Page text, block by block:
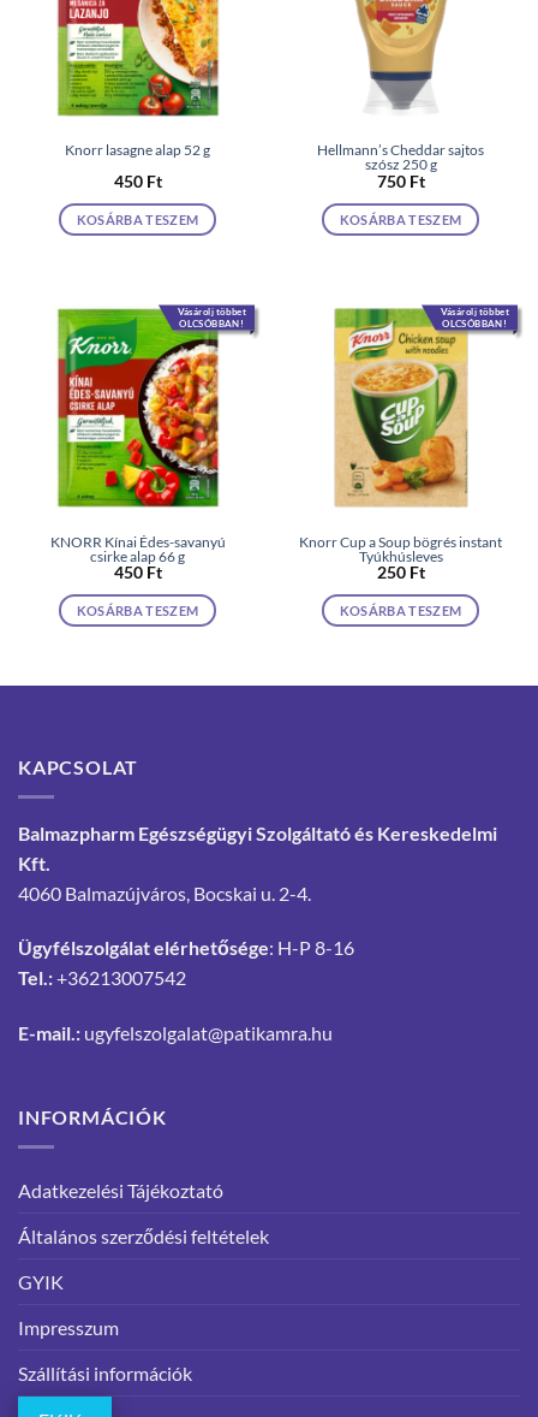
Knorr lasagne alap 52 g
450 Ft
KOSÁRBA TESZEM
Hellmann’s Cheddar sajtos
szósz 250 g
750 Ft
KOSÁRBA TESZEM
Vásárolj többet
OLCSÓBBAN!
KNORR Kínai Édes-savanyú
csirke alap 66 g
450 Ft
KOSÁRBA TESZEM
Vásárolj többet
OLCSÓBBAN!
Knorr Cup a Soup bögrés instant
Tyúkhúsleves
250 Ft
KOSÁRBA TESZEM
KAPCSOLAT
Balmazpharm Egészségügyi Szolgáltató és Kereskedelmi
Kft.
4060 Balmazújváros, Bocskai u. 2-4.
Ügyfélszolgálat elérhetősége: H-P 8-16
Tel.:+36213007542
E-mail.: ugyfelszolgalat@patikamra.hu
INFORMÁCIÓK
Adatkezelési Tájékoztató
Általános szerződési feltételek
GYIK
Impresszum
Szállítási információk